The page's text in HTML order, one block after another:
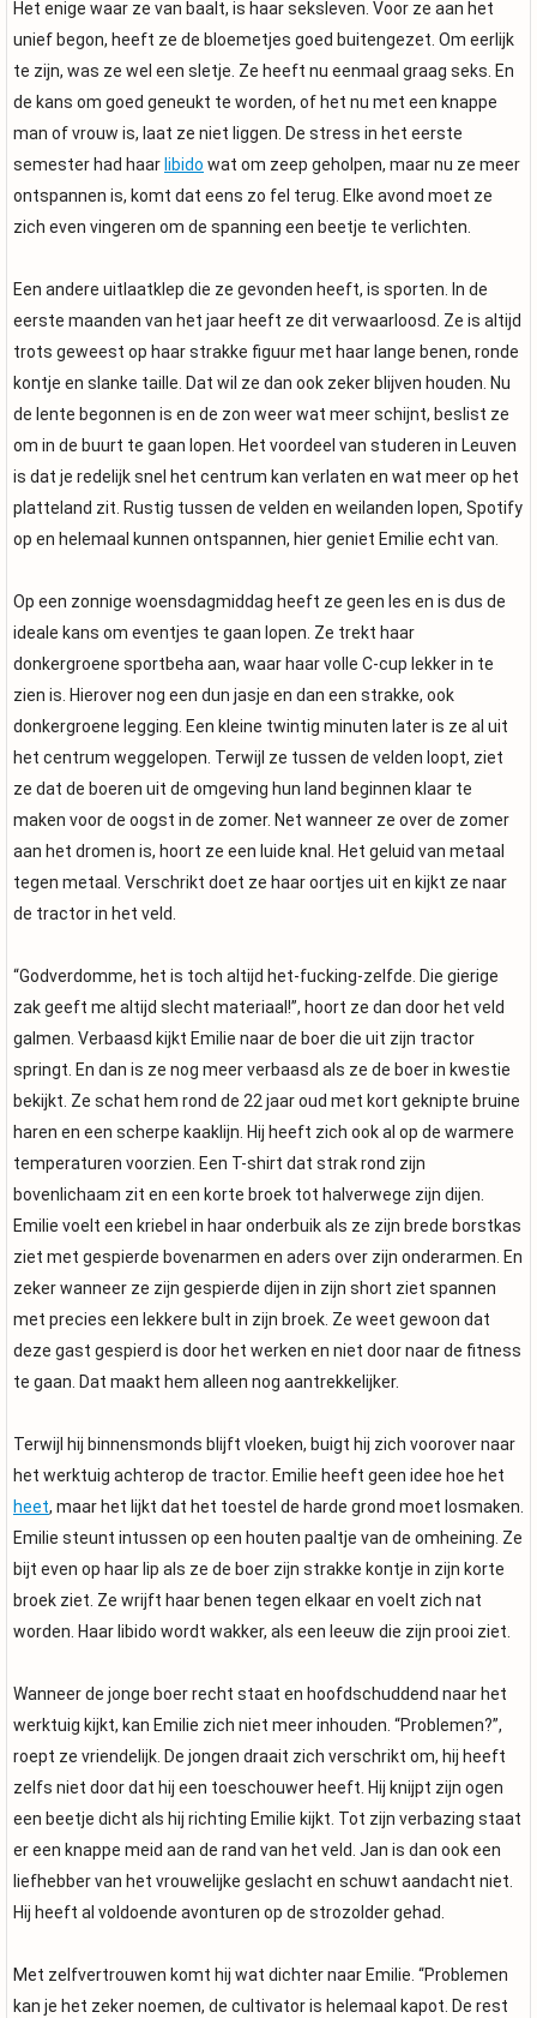
Het enige waar ze van baalt, is haar seksleven. Voor ze aan het
unief begon, heeft ze de bloemetjes goed buitengezet. Om eerlijk
te zijn, was ze wel een sletje. Ze heeft nu eenmaal graag seks. En
de kans om goed geneukt te worden, of het nu met een knappe
man of vrouw is, laat ze niet liggen. De stress in het eerste
semester had haar libido wat om zeep geholpen, maar nu ze meer
ontspannen is, komt dat eens zo fel terug. Elke avond moet ze
zich even vingeren om de spanning een beetje te verlichten.
Een andere uitlaatklep die ze gevonden heeft, is sporten. In de
eerste maanden van het jaar heeft ze dit verwaarloosd. Ze is altijd
trots geweest op haar strakke figuur met haar lange benen, ronde
kontje en slanke taille. Dat wil ze dan ook zeker blijven houden. Nu
de lente begonnen is en de zon weer wat meer schijnt, beslist ze
om in de buurt te gaan lopen. Het voordeel van studeren in Leuven
is dat je redelijk snel het centrum kan verlaten en wat meer op het
platteland zit. Rustig tussen de velden en weilanden lopen, Spotify
op en helemaal kunnen ontspannen, hier geniet Emilie echt van.
Op een zonnige woensdagmiddag heeft ze geen les en is dus de
ideale kans om eventjes te gaan lopen. Ze trekt haar
donkergroene sportbeha aan, waar haar volle C-cup lekker in te
zien is. Hierover nog een dun jasje en dan een strakke, ook
donkergroene legging. Een kleine twintig minuten later is ze al uit
het centrum weggelopen. Terwijl ze tussen de velden loopt, ziet
ze dat de boeren uit de omgeving hun land beginnen klaar te
maken voor de oogst in de zomer. Net wanneer ze over de zomer
aan het dromen is, hoort ze een luide knal. Het geluid van metaal
tegen metaal. Verschrikt doet ze haar oortjes uit en kijkt ze naar
de tractor in het veld.
“Godverdomme, het is toch altijd het-fucking-zelfde. Die gierige
zak geeft me altijd slecht materiaal!”, hoort ze dan door het veld
galmen. Verbaasd kijkt Emilie naar de boer die uit zijn tractor
springt. En dan is ze nog meer verbaasd als ze de boer in kwestie
bekijkt. Ze schat hem rond de 22 jaar oud met kort geknipte bruine
haren en een scherpe kaaklijn. Hij heeft zich ook al op de warmere
temperaturen voorzien. Een T-shirt dat strak rond zijn
bovenlichaam zit en een korte broek tot halverwege zijn dijen.
Emilie voelt een kriebel in haar onderbuik als ze zijn brede borstkas
ziet met gespierde bovenarmen en aders over zijn onderarmen. En
zeker wanneer ze zijn gespierde dijen in zijn short ziet spannen
met precies een lekkere bult in zijn broek. Ze weet gewoon dat
deze gast gespierd is door het werken en niet door naar de fitness
te gaan. Dat maakt hem alleen nog aantrekkelijker.
Terwijl hij binnensmonds blijft vloeken, buigt hij zich voorover naar
het werktuig achterop de tractor. Emilie heeft geen idee hoe het
heet, maar het lijkt dat het toestel de harde grond moet losmaken.
Emilie steunt intussen op een houten paaltje van de omheining. Ze
bijt even op haar lip als ze de boer zijn strakke kontje in zijn korte
broek ziet. Ze wrijft haar benen tegen elkaar en voelt zich nat
worden. Haar libido wordt wakker, als een leeuw die zijn prooi ziet.
Wanneer de jonge boer recht staat en hoofdschuddend naar het
werktuig kijkt, kan Emilie zich niet meer inhouden. “Problemen?”,
roept ze vriendelijk. De jongen draait zich verschrikt om, hij heeft
zelfs niet door dat hij een toeschouwer heeft. Hij knijpt zijn ogen
een beetje dicht als hij richting Emilie kijkt. Tot zijn verbazing staat
er een knappe meid aan de rand van het veld. Jan is dan ook een
liefhebber van het vrouwelijke geslacht en schuwt aandacht niet.
Hij heeft al voldoende avonturen op de strozolder gehad.
Met zelfvertrouwen komt hij wat dichter naar Emilie. “Problemen
kan je het zeker noemen, de cultivator is helemaal kapot. De rest